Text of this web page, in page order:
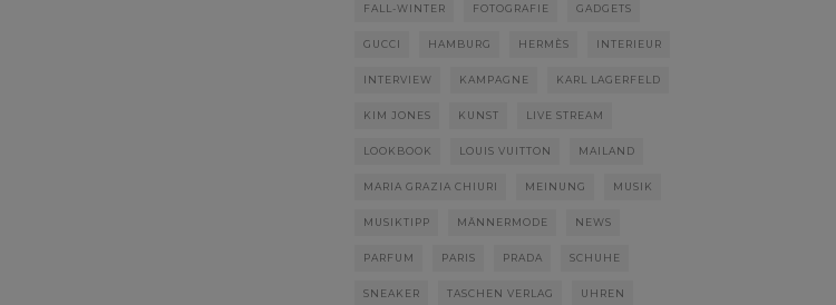
FALL-WINTER FOTOGRAFIE GADGETS
GUCCI HAMBURG HERMÈS INTERIEUR
INTERVIEW KAMPAGNE KARL LAGERFELD
KIM JONES KUNST LIVE STREAM
LOOKBOOK LOUIS VUITTON MAILAND
MARIA GRAZIA CHIURI MEINUNG MUSIK
MUSIKTIPP MÄNNERMODE NEWS
PARFUM PARIS PRADA SCHUHE
SNEAKER TASCHEN VERLAG UHREN